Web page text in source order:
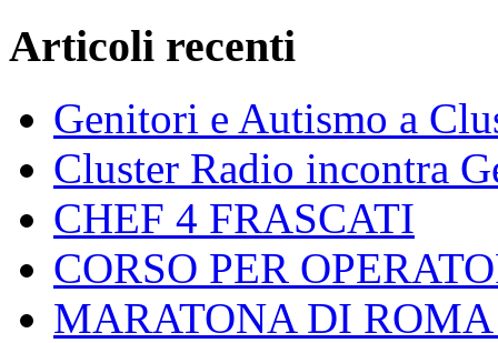
Articoli recenti
Genitori e Autismo a
Cluster Radio incontra
CHEF 4 FRASCATI
CORSO PER
MARATONA DI ROMA